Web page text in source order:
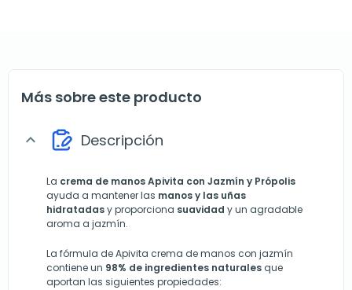
Más sobre este producto
expand_more Descripción
La crema de manos Apivita con Jazmín y Própolis
ayuda a mantener las manos y las uñas
hidratadasy proporciona suavidad y un agradable
aroma a jazmín.
La fórmula de Apivita crema de manos con jazmín
contiene un 98% de ingredientes naturales que
aportan las siguientes propiedades: